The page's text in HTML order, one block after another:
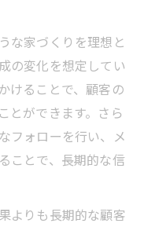
な家づくりを理想と
の変化を想定してい
けることで、顧客の
とができます。さら
フォローを行い、メ
ことで、長期的な信
よりも長期的な顧客